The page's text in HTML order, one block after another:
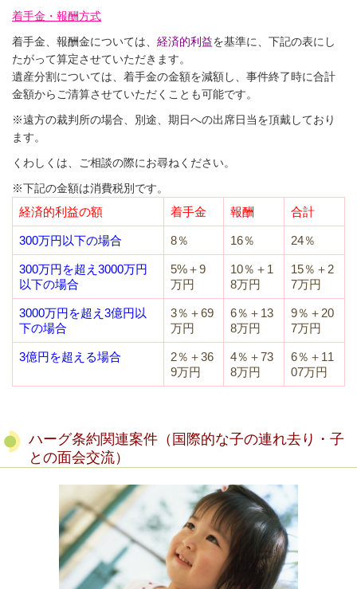
着手金・報酬方式
着手金、報酬金については、 経済的利益を基準に、下記の表にし
たがって算定させていただきます。
遺産分割については、着手金の金額を減額し、事件終了時に合計
金額からご清算させていただくことも可能です。
※遠方の裁判所の場合、別途、期日への出席日当を頂戴しており
ます。
くわしくは、ご相談の際にお尋ねください。
※下記の金額は消費税別です。
経済的利益の額 着手金 報酬 合計
300万円以下の場合 8％ 16％ 24％
300万円を超え3000万円
以下の場合
5%＋9
万円
10％＋1
8万円
15％＋2
7万円
3000万円を超え3億円以
下の場合
3％＋69
万円
6％＋13
8万円
9％＋20
7万円
3億円を超える場合
2％＋36
9万円
4％＋73
8万円
6％＋11
07万円
ハーグ条約関連案件（国際的な子の連れ去り・子
との面会交流）